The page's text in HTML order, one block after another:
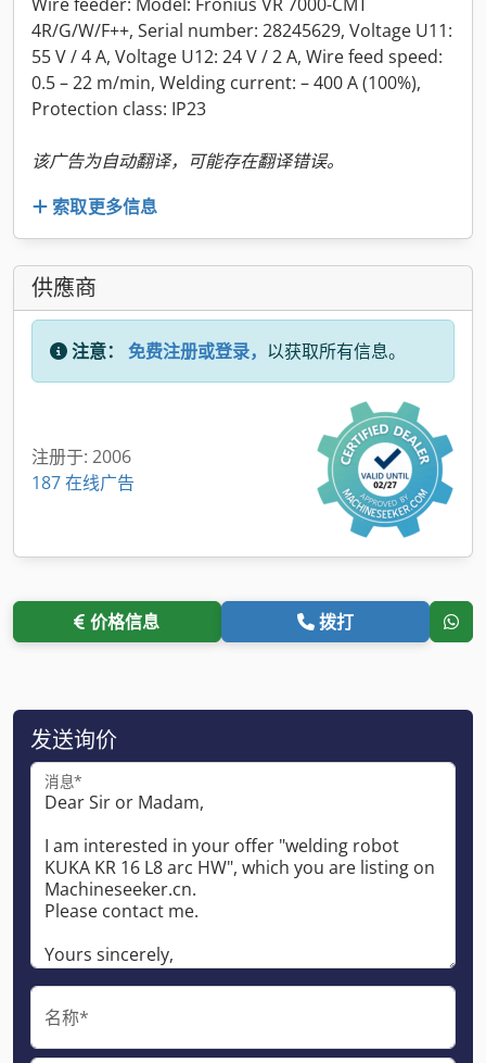
4R/G/W/F++, Serial number: 28245629, Voltage U11:
55 V / 4 A, Voltage U12: 24 V / 2 A, Wire feed speed:
0.5 – 22 m/min, Welding current: – 400 A (100%),
Protection class: IP23
该广告为自动翻译，可能存在翻译错误。
索取更多信息
供應商
注意： 免费注册或登录， 以获取所有信息。
注册于: 2006
187 在线广告
价格信息 拨打
发送询价
消息*
名称*